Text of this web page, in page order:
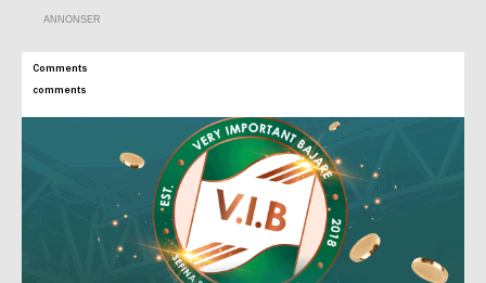
ANNONSER
Comments
comments